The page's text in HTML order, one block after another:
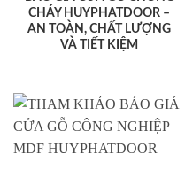
CHÁY HUYPHATDOOR –
AN TOÀN, CHẤT LƯỢNG
VÀ TIẾT KIỆM